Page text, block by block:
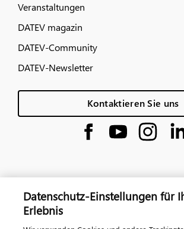
Veranstaltungen
DATEV magazin
DATEV-Community
DATEV-Newsletter
Kontaktieren Sie uns
Impressum
Datenschutz-Einstellungen für
Erlebnis